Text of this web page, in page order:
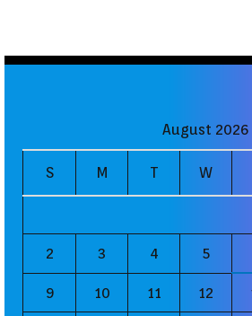
August 2026
S M T W
2 3 4 5
9 10 11 12